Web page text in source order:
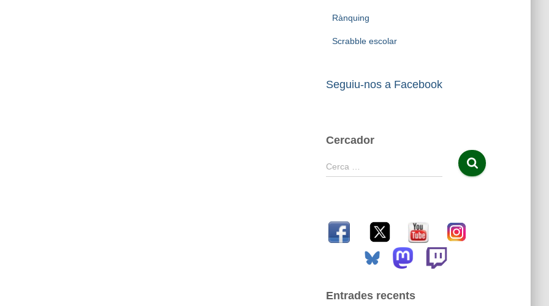
Rànquing
Scrabble escolar
Seguiu-nos a Facebook
Cercador
C
e
Cerca …
Entrades recents